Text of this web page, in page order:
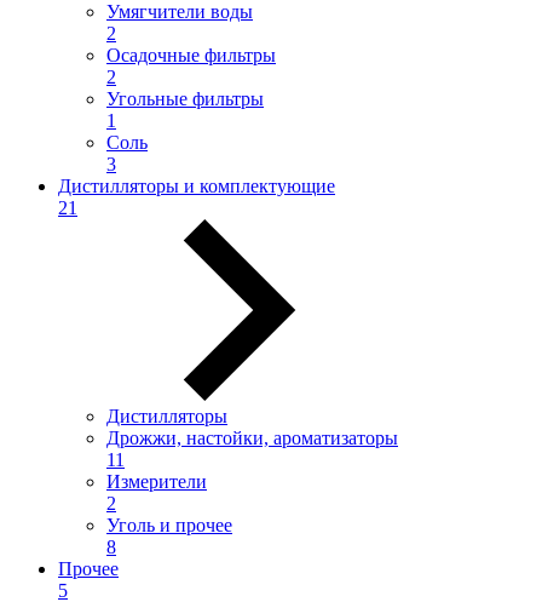
Умягчители воды
2
Осадочные фильтры
2
Угольные фильтры
1
Соль
3
Дистилляторы и комплектующие
21
Дистилляторы
Дрожжи, настойки, ароматизаторы
11
Измерители
2
Уголь и прочее
8
Прочее
5